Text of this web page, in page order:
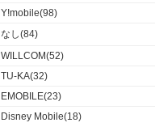
Y!mobile(98)
なし(84)
WILLCOM(52)
TU-KA(32)
EMOBILE(23)
Disney Mobile(18)